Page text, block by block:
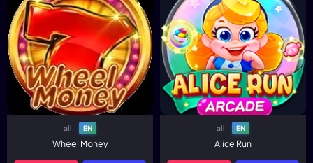
all EN
Wheel Money
all EN
Alice Run